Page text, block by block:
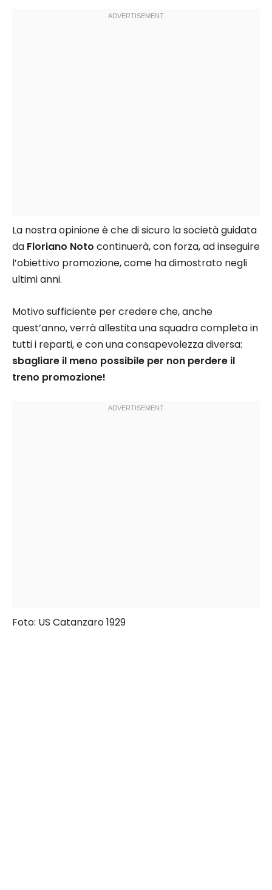
La nostra opinione è che di sicuro la società guidata
da Floriano Noto continuerà, con forza, ad inseguire
l’obiettivo promozione, come ha dimostrato negli
ultimi anni.
Motivo sufficiente per credere che, anche
quest’anno, verrà allestita una squadra completa in
tutti i reparti, e con una consapevolezza diversa:
sbagliare il meno possibile per non perdere il
treno promozione!
Foto: US Catanzaro 1929